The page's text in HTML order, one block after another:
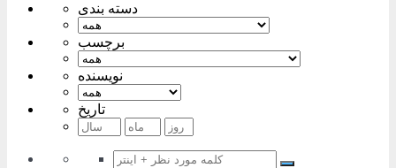
دسته بندی
برچسب
نویسنده
تاریخ